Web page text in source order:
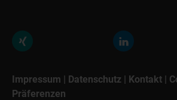
Impressum | Datenschutz | Kontakt |
Präferenzen